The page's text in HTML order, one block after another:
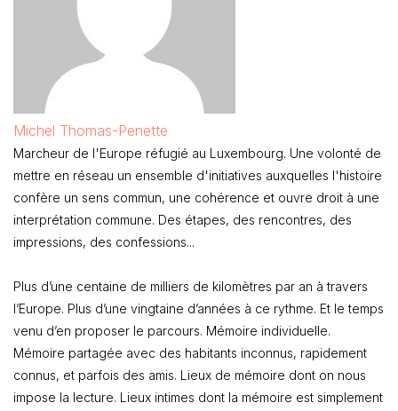
Michel Thomas-Penette
Marcheur de l'Europe réfugié au Luxembourg. Une volonté de
mettre en réseau un ensemble d'initiatives auxquelles l'histoire
confère un sens commun, une cohérence et ouvre droit à une
interprétation commune. Des étapes, des rencontres, des
impressions, des confessions...
Plus d’une centaine de milliers de kilomètres par an à travers
l’Europe. Plus d’une vingtaine d’années à ce rythme. Et le temps
venu d’en proposer le parcours. Mémoire individuelle.
Mémoire partagée avec des habitants inconnus, rapidement
connus, et parfois des amis. Lieux de mémoire dont on nous
impose la lecture. Lieux intimes dont la mémoire est simplement